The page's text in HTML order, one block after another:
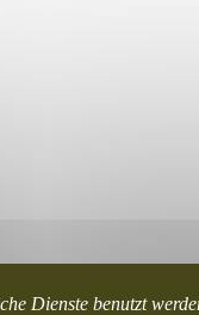
Dienste benutzt